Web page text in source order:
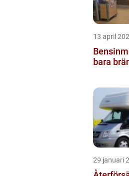
13 april
bara
29 januari